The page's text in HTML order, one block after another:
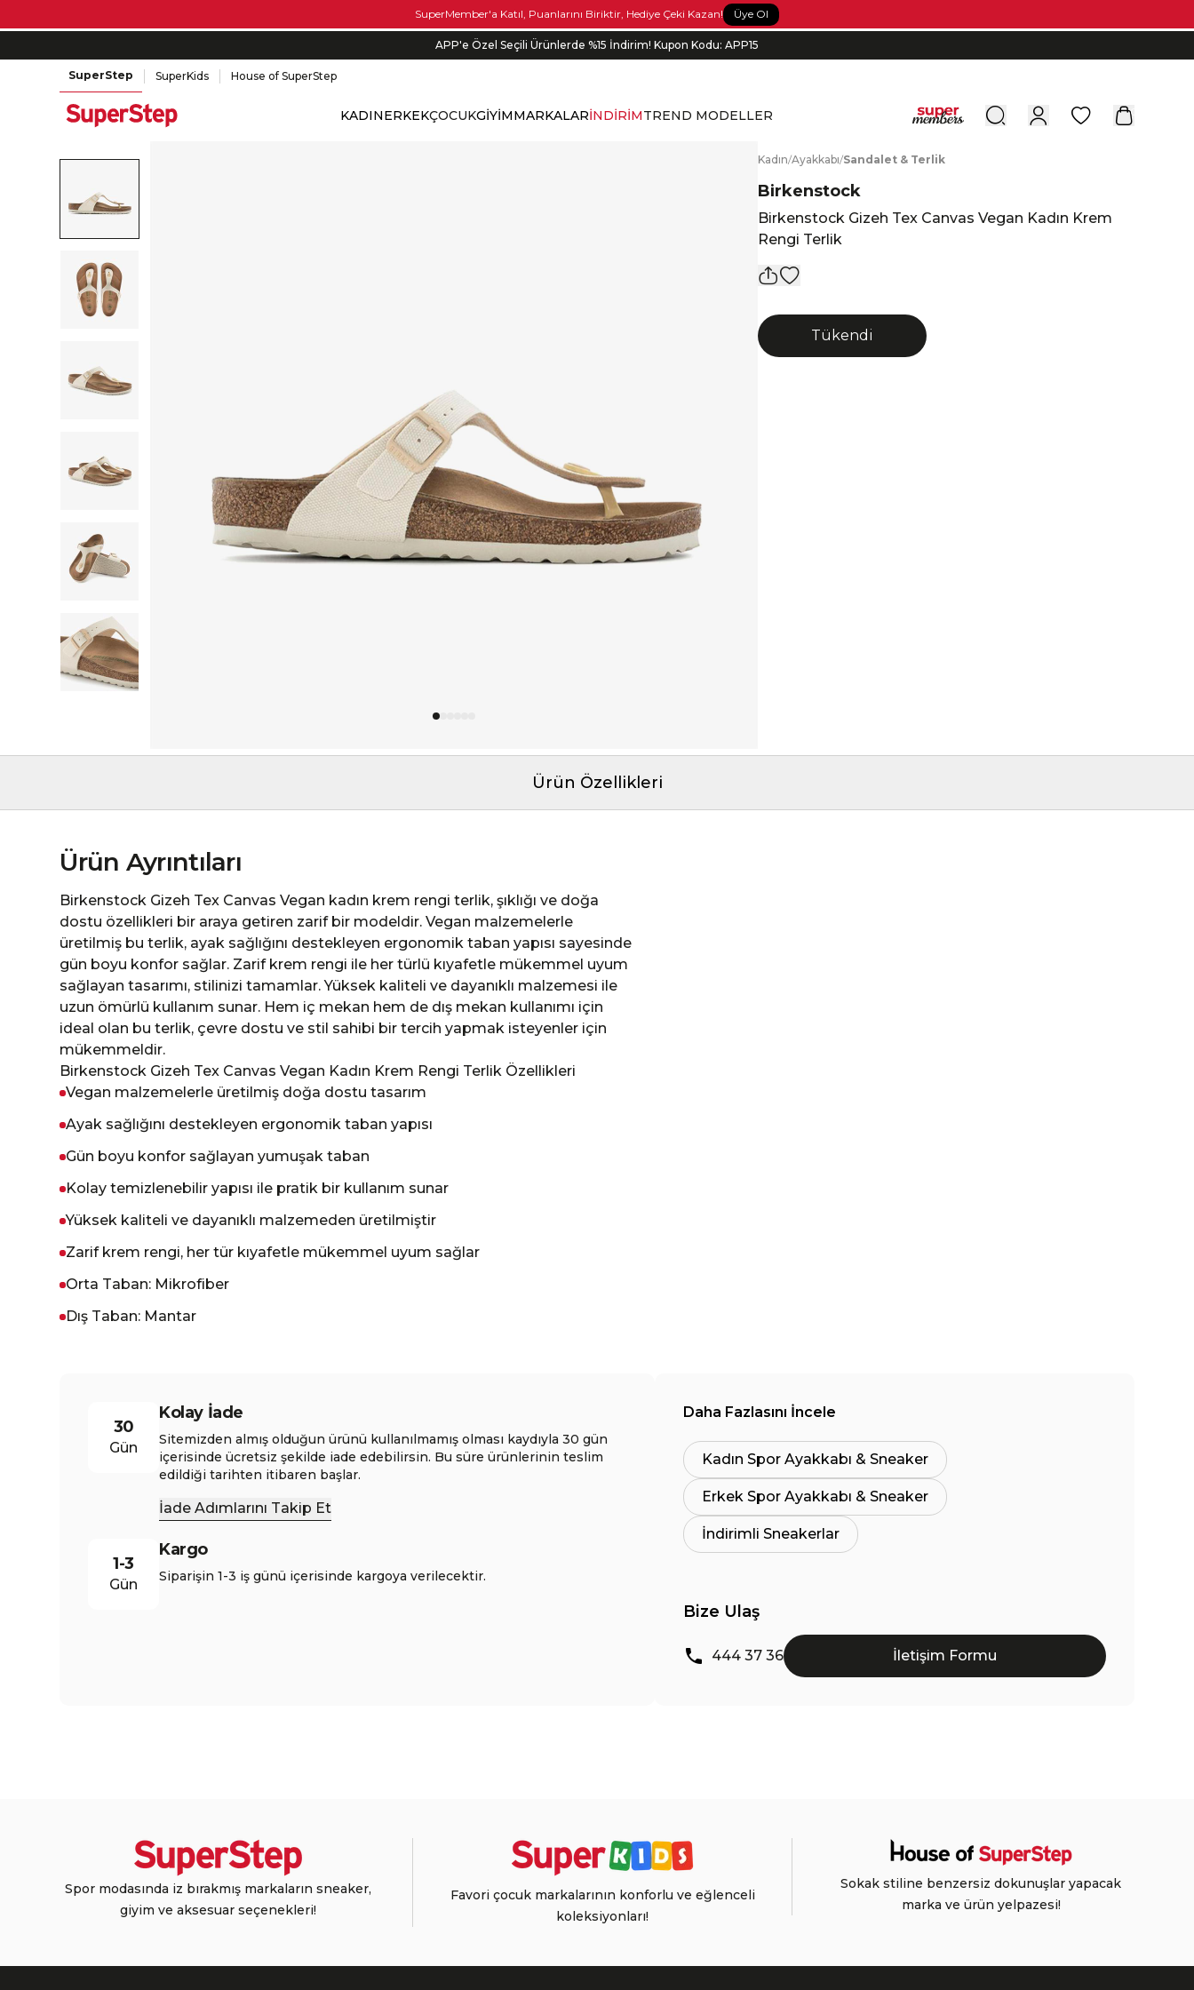
SuperMember'a Katıl, Puanlarını Biriktir, Hediye Çeki Kazan! Üye Ol
APP'e Özel Seçili Ürünlerde %15 İndirim! Kupon Kodu: APP15
SuperStep SuperKids House of SuperStep
KADINERKEKÇOCUKGİYİMMARKALARİNDİRİMTREND MODELLER 0
Kadın/Ayakkabı/Sandalet & Terlik
Birkenstock
Birkenstock Gizeh Tex Canvas Vegan Kadın Krem
Rengi Terlik
Tükendi
Ürün Özellikleri
Ürün Ayrıntıları
Birkenstock Gizeh Tex Canvas Vegan kadın krem rengi terlik, şıklığı ve doğa
dostu özellikleri bir araya getiren zarif bir modeldir. Vegan malzemelerle
üretilmiş bu terlik, ayak sağlığını destekleyen ergonomik taban yapısı sayesinde
gün boyu konfor sağlar. Zarif krem rengi ile her türlü kıyafetle mükemmel uyum
sağlayan tasarımı, stilinizi tamamlar. Yüksek kaliteli ve dayanıklı malzemesi ile
uzun ömürlü kullanım sunar. Hem iç mekan hem de dış mekan kullanımı için
ideal olan bu terlik, çevre dostu ve stil sahibi bir tercih yapmak isteyenler için
mükemmeldir.
Birkenstock Gizeh Tex Canvas Vegan Kadın Krem Rengi Terlik Özellikleri
Vegan malzemelerle üretilmiş doğa dostu tasarım
Ayak sağlığını destekleyen ergonomik taban yapısı
Gün boyu konfor sağlayan yumuşak taban
Kolay temizlenebilir yapısı ile pratik bir kullanım sunar
Yüksek kaliteli ve dayanıklı malzemeden üretilmiştir
Zarif krem rengi, her tür kıyafetle mükemmel uyum sağlar
Orta Taban: Mikrofiber
Dış Taban: Mantar
30
Gün
Kolay İade
Sitemizden almış olduğun ürünü kullanılmamış olması kaydıyla 30 gün
içerisinde ücretsiz şekilde iade edebilirsin. Bu süre ürünlerinin teslim
edildiği tarihten itibaren başlar.
İade Adımlarını Takip Et
1-3
Gün
Kargo
Siparişin 1-3 iş günü içerisinde kargoya verilecektir.
Daha Fazlasını İncele
Kadın Spor Ayakkabı & Sneaker
Erkek Spor Ayakkabı & Sneaker
İndirimli Sneakerlar
Bize Ulaş
444 37 36 İletişim Formu
Spor modasında iz bırakmış markaların sneaker,
giyim ve aksesuar seçenekleri!
Favori çocuk markalarının konforlu ve eğlenceli
koleksiyonları!
Sokak stiline benzersiz dokunuşlar yapacak
marka ve ürün yelpazesi!